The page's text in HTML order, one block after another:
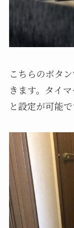
こちらのボタ
きます。タイ
と設定が可能で